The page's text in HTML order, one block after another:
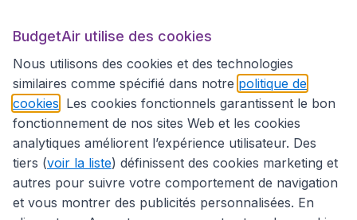
Sites internationaux
BudgetAir utilise des cookies
Nous utilisons des cookies et des technologies
similaires comme spécifié dans notre politique de
cookies . Les cookies fonctionnels garantissent le bon
fonctionnement de nos sites Web et les cookies
analytiques améliorent l’expérience utilisateur. Des
tiers (voir la liste) définissent des cookies marketing et
autres pour suivre votre comportement de navigation
et vous montrer des publicités personnalisées. En